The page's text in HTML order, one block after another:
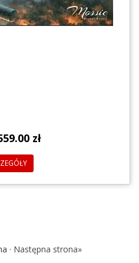
zł
· Następna strona»